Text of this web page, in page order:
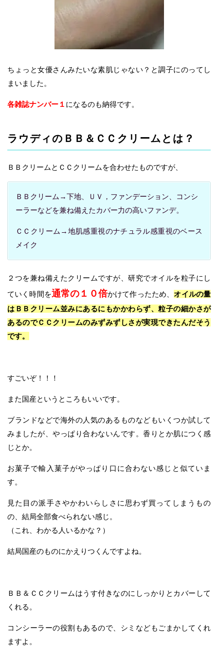
ちょっと女優さんみたいな素肌じゃない？と調子にのってし
まいました。
各雑誌ナンバー１ になるのも納得です。
ラウディのＢＢ＆ＣＣクリームとは？
ＢＢクリームとＣＣクリームを合わせたものですが、
ＢＢクリーム→下地、ＵＶ，ファンデーション、コンシ
ーラーなどを兼ね備えたカバー力の高いファンデ。
ＣＣクリーム→地肌感重視のナチュラル感重視のベース
メイク
２つを兼ね備えたクリームですが、研究でオイルを粒子にし
ていく時間を通常の１０倍かけて作ったため、オイルの量
はＢＢクリーム並みにあるにもかかわらず、粒子の細かさが
あるのでＣＣクリームのみずみずしさが実現できたんだそう
です。
すごいぞ！！！
また国産というところもいいです。
ブランドなどで海外の人気のあるものなどもいくつか試して
みましたが、やっぱり合わないんです。香りとか肌につく感
じとか。
お菓子で輸入菓子がやっぱり口に合わない感じと似ていま
す。
見た目の派手さやかわいらしさに思わず買ってしまうもの
の、結局全部食べられない感じ。
（これ、わかる人いるかな？）
結局国産のものにかえりつくんですよね。
ＢＢ＆ＣＣクリームはうす付きなのにしっかりとカバーして
くれる。
コンシーラーの役割もあるので、シミなどもごまかしてくれ
ますよ。